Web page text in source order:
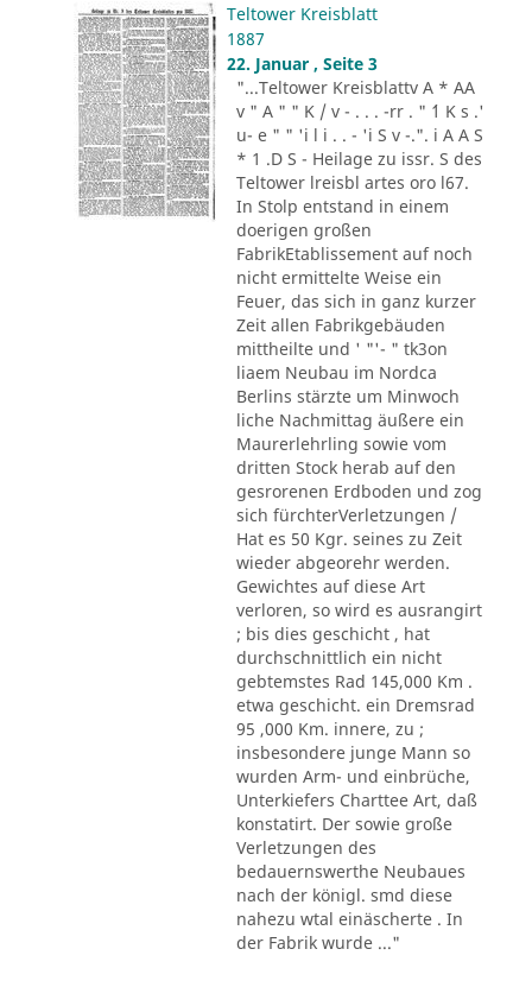
Teltower Kreisblatt
1887
22. Januar , Seite 3
"...Teltower Kreisblattv A * AA
v " A " " K / v - . . . -rr . " ´1 K s .'
u- e " " 'i l i . . - 'i S v -.". i A A S
* 1 .D S - Heilage zu issr. S des
Teltower lreisbl artes oro l67.
In Stolp entstand in einem
doerigen großen
FabrikEtablissement auf noch
nicht ermittelte Weise ein
Feuer, das sich in ganz kurzer
Zeit allen Fabrikgebäuden
mittheilte und ' "'- " tk3on
liaem Neubau im Nordca
Berlins stärzte um Minwoch
liche Nachmittag äußere ein
Maurerlehrling sowie vom
dritten Stock herab auf den
gesrorenen Erdboden und zog
sich fürchterVerletzungen /
Hat es 50 Kgr. seines zu Zeit
wieder abgeorehr werden.
Gewichtes auf diese Art
verloren, so wird es ausrangirt
; bis dies geschicht , hat
durchschnittlich ein nicht
gebtemstes Rad 145,000 Km .
etwa geschicht. ein Dremsrad
95 ,000 Km. innere, zu ;
insbesondere junge Mann so
wurden Arm- und einbrüche,
Unterkiefers Charttee Art, daß
konstatirt. Der sowie große
Verletzungen des
bedauernswerthe Neubaues
nach der königl. smd diese
nahezu wtal einäscherte . In
der Fabrik wurde ..."